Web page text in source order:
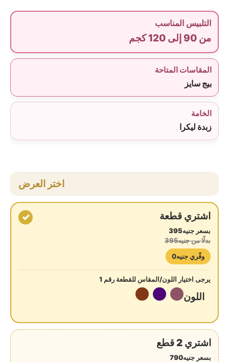
التلبيس المناسب
من 90 إلى 120 كجم
المقاسات المتاحة
بيج سايز
الخامة
زبدة ليكرا
اختر العرض
اشتري قطعة
بسعر جنيه395
بدلًا من جنيه395
وفّري جنيه0
✓
يرجى اختيار اللون/المقاس للقطعة رقم 1
اللون
اشتري 2 قطع
بسعر جنيه790